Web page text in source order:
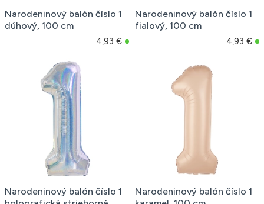
Narodeninový balón číslo 1
dúhový, 100 cm
4,93 €
Narodeninový balón číslo 1
fialový, 100 cm
4,93 €
Narodeninový balón číslo 1
Narodeninový balón číslo 1